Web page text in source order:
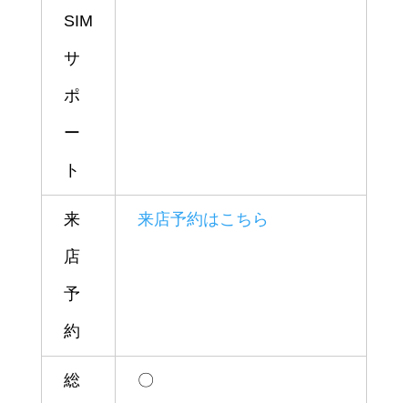
SIM
サ
ポ
ー
ト
来
店
予
約
来店予約はこちら
総 〇